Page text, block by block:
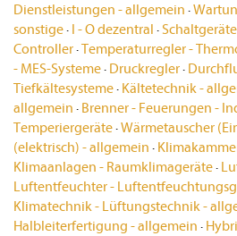
Dienstleistungen - allgemein ·
sonstige· I - O dezentral ·
Controller·Temperaturregler -
- MES-Systeme· Druckregler·
Tiefkältesysteme· Kältetechnik -
allgemein · Brenner - Feuerungen -
Temperiergeräte·Wärmetauscher
(elektrisch) - allgemein ·
Klimaanlagen - Raumklimageräte·
Luftentfeuchter -
Klimatechnik - Lüftungstechnik -
Halbleiterfertigung - allgemein ·